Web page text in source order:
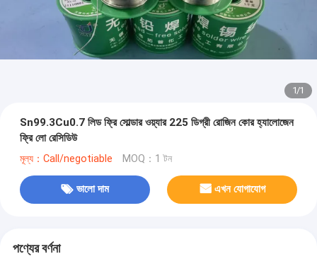
1/1
Sn99.3Cu0.7 লিড ফ্রি সোল্ডার ওয়্যার 225 ডিগ্রী রোজিন কোর হ্যালোজেন
ফ্রি লো রেসিডিউ
মূল্য：Call/negotiable MOQ：1 টন
ভালো দাম এখন যোগাযোগ
পণ্যের বর্ণনা